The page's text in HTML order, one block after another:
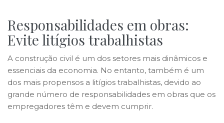
Responsabilidades em obras:
Evite litígios trabalhistas
A construção civil é um dos setores mais dinâmicos e
essenciais da economia. No entanto, também é um
dos mais propensos a litígios trabalhistas, devido ao
grande número de responsabilidades em obras que os
empregadores têm e devem cumprir.